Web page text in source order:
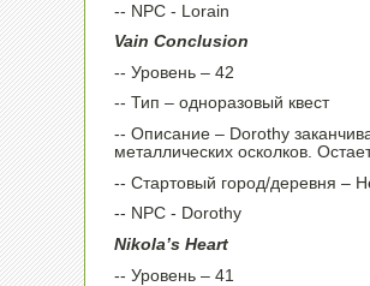
-- NPC - Lorain
Vain Conclusion
-- Уровень – 42
-- Тип – одноразовый квест
-- Описание – Dorothy
металлических осколков.
-- Стартовый город/деревня –
-- NPC - Dorothy
Nikola’s Heart
-- Уровень – 41